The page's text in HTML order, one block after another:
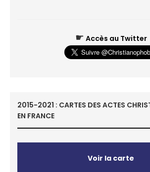
☛ Accès au Twitter
2015-2021 : CARTES DES ACTES
EN FRANCE
Voir la carte